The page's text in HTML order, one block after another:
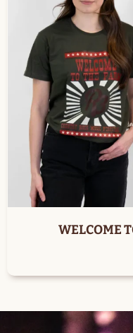
WELCOME